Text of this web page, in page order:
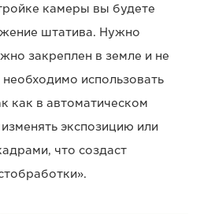
камеры вы будете
штатива. Нужно
закреплен в земле и не
использовать
как в автоматическом
экспозицию или
что создаст